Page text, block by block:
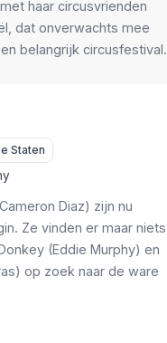
haar circusvrienden
dat onverwachts mee
belangrijk circusfestival.
Staten
Diaz) zijn nu
Ze vinden er maar niets
(Eddie Murphy) en
op zoek naar de ware